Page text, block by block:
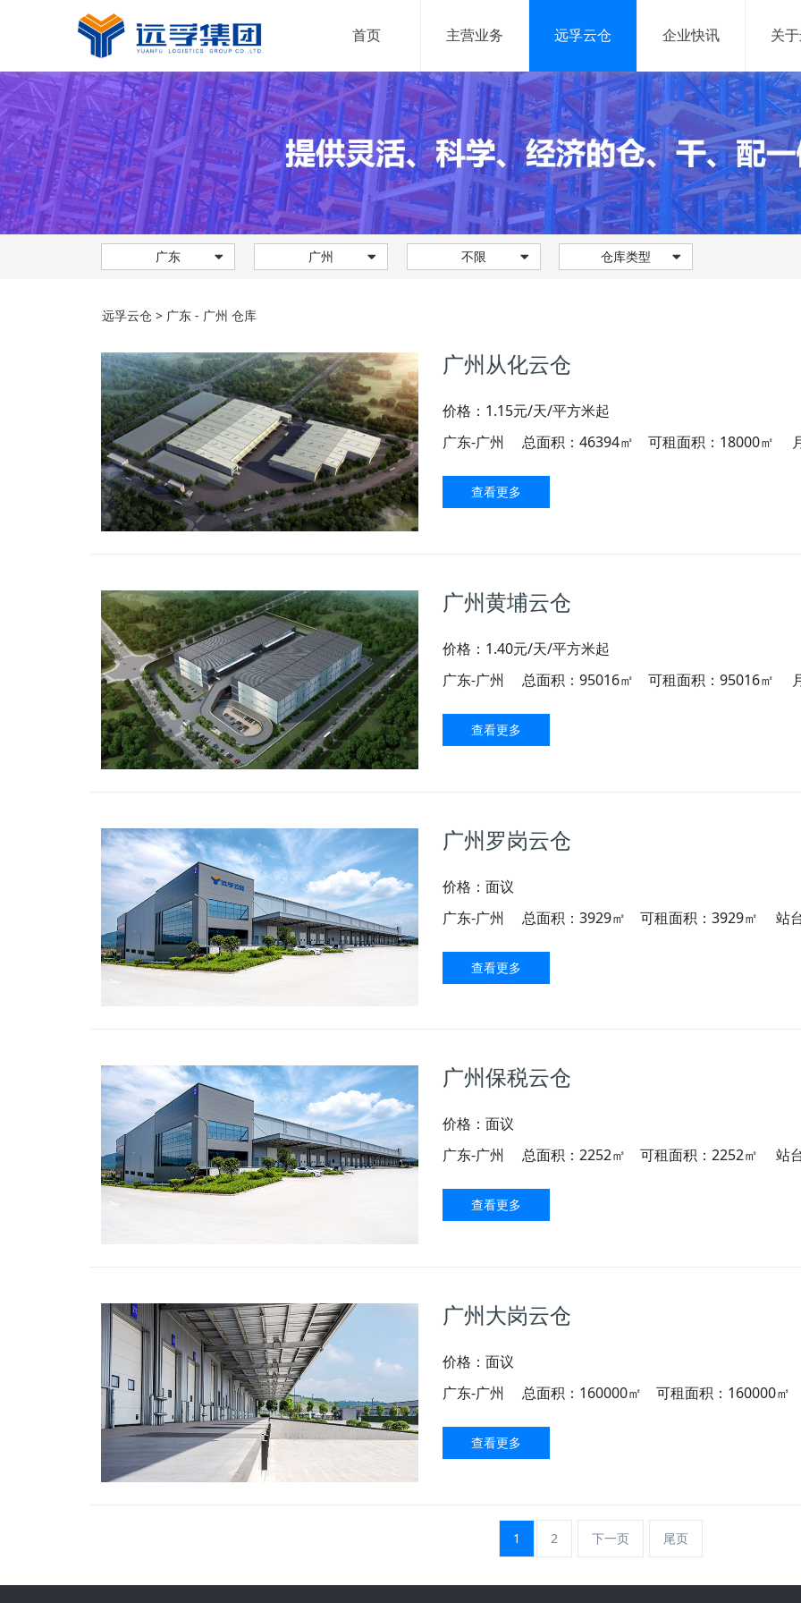
首页 主营业务 远孚云仓 企业快讯 关
运输服务 仓储服务 配送服务 解决方案
快消品
新能源
机械工业
家居建材
网络货运
网络货运平台
信息服务
供应链管理系统
仓储管理系统
运输管理系统
广东 广州 不限 仓库类型
远孚云仓 > 广东 - 广州 仓库
广州从化云仓
价格：1.15元/天/平方米起
广东-广州
总面积：46394㎡ 可租面积：18000㎡
查看更多
广州黄埔云仓
价格：1.40元/天/平方米起
广东-广州
总面积：95016㎡ 可租面积：95016㎡
查看更多
广州罗岗云仓
价格：面议
广东-广州
总面积：3929㎡ 可租面积：3929㎡ 站
查看更多
广州保税云仓
价格：面议
广东-广州
总面积：2252㎡ 可租面积：2252㎡ 站
查看更多
广州大岗云仓
价格：面议
广东-广州
总面积：160000㎡ 可租面积：160000㎡
查看更多
1 2 下一页 尾页